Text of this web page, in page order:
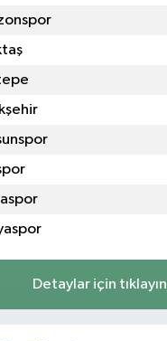
Detaylar için tıklayın